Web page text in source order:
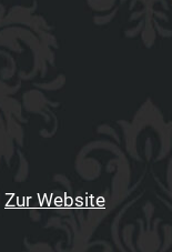
Zur Website